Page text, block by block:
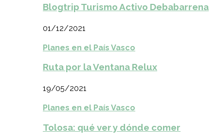
Blogtrip Turismo Activo Debabarrena
01/12/2021
Planes en el País Vasco
Ruta por la Ventana Relux
19/05/2021
Planes en el País Vasco
Tolosa: qué ver y dónde comer